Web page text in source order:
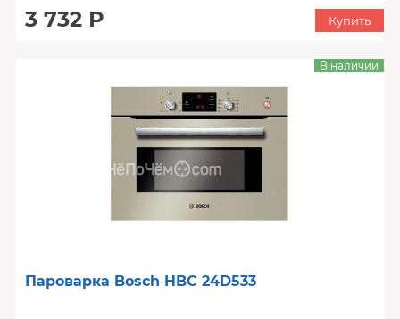
3 732 Р Купить
Пароварка Bosch HBC 24D533
В наличии